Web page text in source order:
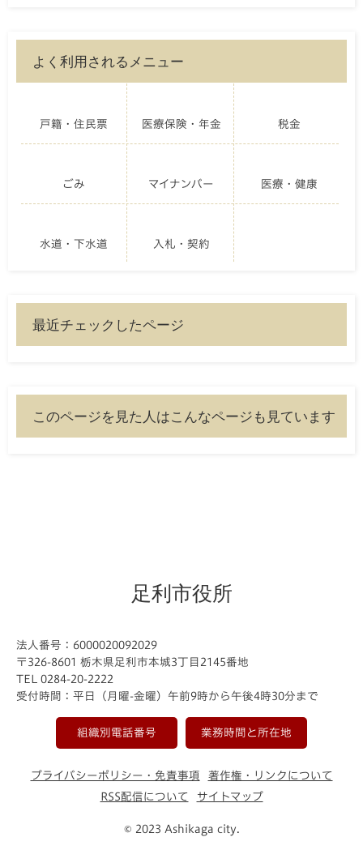
よく利用されるメニュー
戸籍・住民票 医療保険・年金 税金
ごみ マイナンバー 医療・健康
水道・下水道 入札・契約
最近チェックしたページ
このページを見た人はこんなページも見ています
足利市役所
法人番号：6000020092029
〒326-8601 栃木県足利市本城3丁目2145番地
TEL 0284-20-2222
受付時間：平日（月曜-金曜）午前9時から午後4時30分まで
組織別電話番号 業務時間と所在地
プライバシーポリシー・免責事項
著作権・リンクについて
RSS配信について
サイトマップ
© 2023 Ashikaga city.